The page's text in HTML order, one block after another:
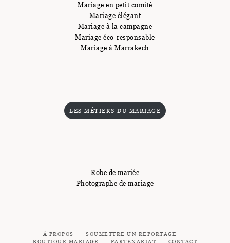
Mariage en petit comité
Mariage élégant
Mariage à la campagne
Mariage éco-responsable
Mariage à Marrakech
LES MÉTIERS DU MARIAGE
Robe de mariée
Photographe de mariage
À PROPOS
SOUMETTRE UN REPORTAGE